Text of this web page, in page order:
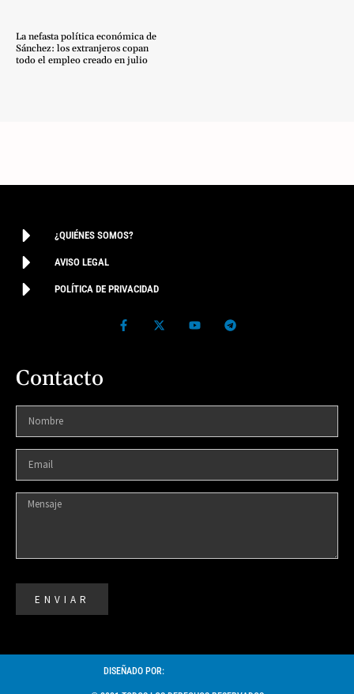
La nefasta política económica de
Sánchez: los extranjeros copan
todo el empleo creado en julio
¿QUIÉNES SOMOS?
AVISO LEGAL
POLÍTICA DE PRIVACIDAD
Contacto
ENVIAR
DISEÑADO POR: